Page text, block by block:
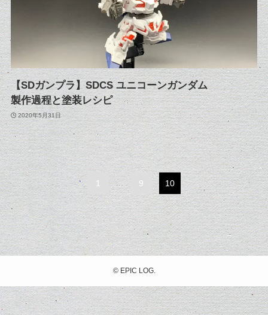
【SDガンプラ】SDCS ユニコーンガンダム
製作過程と塗装レシピ
2020年5月31日
1 ... 9 10
©EPIC LOG.